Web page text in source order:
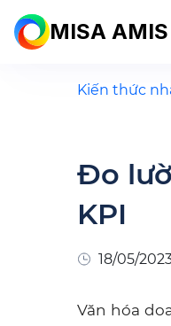
MISA AMIS
Kiến thức
Đo
KPI
18/05/
Văn hóa